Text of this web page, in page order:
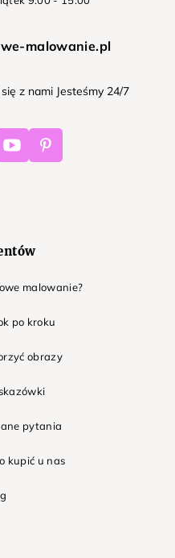
malowanie.pl
z nami Jesteśmy 24/7
Youtube Pinterest
malowanie?
po kroku
obrazy
pytania
kupić u nas